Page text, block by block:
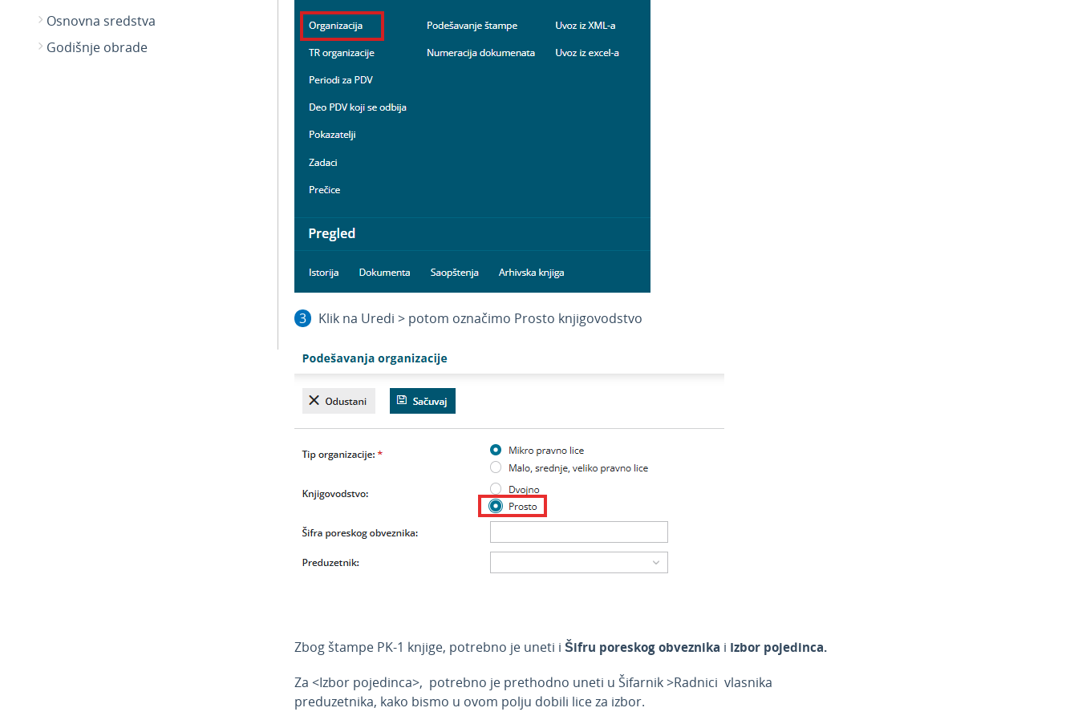
Osnovna sredstva
Godišnje obrade
Klik na Uredi > potom označimo Prosto knjigovodstvo
Zbog štampe PK-1 knjige, potrebno je uneti i Šifru poreskog obveznika i Izbor pojedinca.
Za <Izbor pojedinca>, potrebno je prethodno uneti u Šifarnik >Radnici vlasnika
preduzetnika, kako bismo u ovom polju dobili lice za izbor.